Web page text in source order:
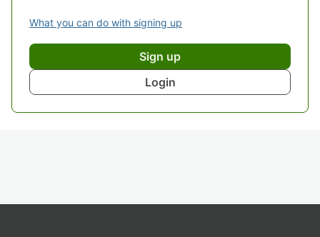
What you can do with signing up
Sign up
Login